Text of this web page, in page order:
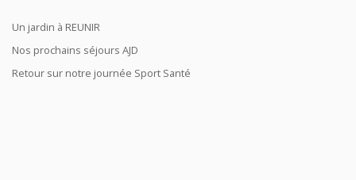
Un jardin à REUNIR
Nos prochains séjours AJD
Retour sur notre journée Sport Santé